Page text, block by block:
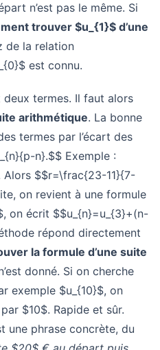
n’est pas le même. Si
trouver $u_{1}$ d’une
de la relation
est connu.
termes. Il faut alors
arithmétique. La bonne
termes par l’écart des
n}.$$ Exemple :
Alors $$r=\frac{23-11}{7-
on revient à une formule
on écrit $$u_{n}=u_{3}+(n-
répond directement
la formule d’une suite
donné. Si on cherche
exemple $u_{10}$, on
$10$. Rapide et sûr.
une phrase concrète, du